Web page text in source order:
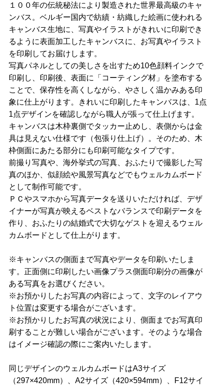
１００年の伝統秘法により製造された世界最高級のキャ
ンバス。ベルギー国内で紡績・紡織した絵画に使われる
キャンバス生地に、写真やイラストがきれいに印刷でき
るように表面加工したキャンバスに、お写真やイラスト
を印刷してお届けします。
写真パネルとしての美しさを出すため10色顔料インクで
印刷し、印刷後、表面に「コーティング材」を塗布する
ことで、保存性を高くしながら、やさしく温かみある印
象に仕上がります。きれいに印刷したキャンバスは、1点
1点デザインを確認しながら職人が張って仕上げます。
キャンバスは木枠裏側でタッカー止めし、表側からは金
具は見えない仕様です（包張り仕上げ）。そのため、木
枠側面にあたる部分にも印刷可能なタイプです。
前撮り写真や、海外挙式の写真、おふたりで撮影した写
真のほか、似顔絵や風景写真などでもウェルカムボード
として制作可能です。
ＰＣやスマホから写真データを送りいただければ、デザ
イナーが写真が映えるベストなバランスで印刷データを
作り、おふたりの結婚式で大切なゲストを迎えるウェル
カムボードとして仕上がります。
※キャンバスの側面まで写真やデータを印刷いたしま
す。正面側に印刷したい画像プラス側面印刷分の画像が
ある写真をお選びください。
※お預かりしたお写真の内容によって、文字のレイアウ
ト位置は変更する場合がございます。
※お預かりしたお写真の状況により、側面までお写真印
刷することが難しい場合がございます。そのような場合
はイメージ確認の際にご案内いたします。
同じデザインのウェルカムボードはA3サイズ
（297×420mm）、A2サイズ（420×594mm）、F12サイ